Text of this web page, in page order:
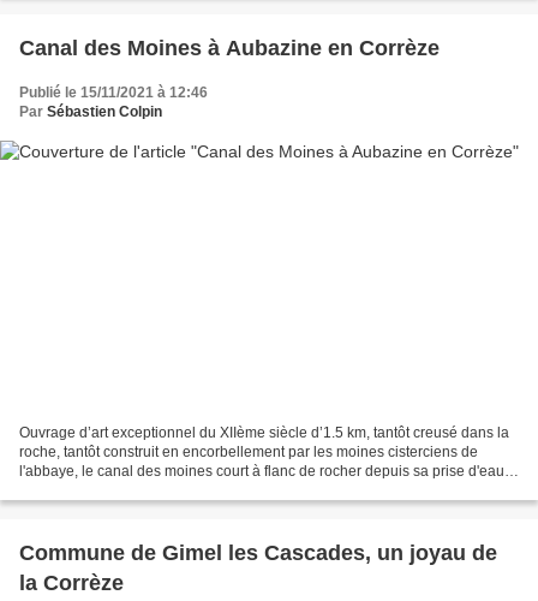
Canal des Moines à Aubazine en Corrèze
Publié le 15/11/2021 à 12:46
Par Sébastien Colpin
Ouvrage d’art exceptionnel du XIIème siècle d’1.5 km, tantôt creusé dans la
roche, tantôt construit en encorbellement par les moines cisterciens de
l'abbaye, le canal des moines court à flanc de rocher depuis sa prise d'eau
Commune de Gimel les Cascades, un joyau de
la Corrèze